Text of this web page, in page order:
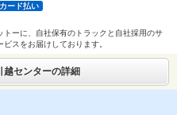
カード払い
ーに、自社保有のトラックと自社採用のサ
スをお届けしております。
越センターの詳細